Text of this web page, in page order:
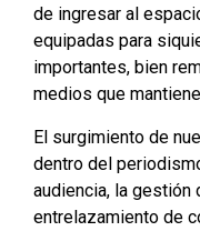
de ingresar al
equipadas para
importantes, bien
medios que
El surgimiento de
dentro del
audiencia, la gestión
entrelazamiento de